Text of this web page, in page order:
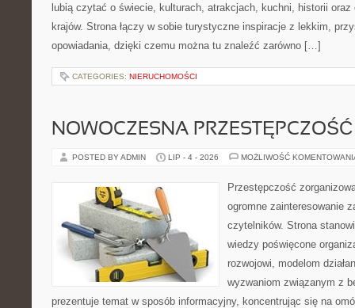
lubią czytać o świecie, kulturach, atrakcjach, kuchni, historii
krajów. Strona łączy w sobie turystyczne inspiracje z lekkim,
opowiadania, dzięki czemu można tu znaleźć zarówno […]
CATEGORIES: NIERUCHOMOŚCI
NOWOCZESNA PRZESTĘPCZOŚĆ
POSTED BY ADMIN LIP - 4 - 2026 MOŻLIWOŚĆ
Przestępczość
ogromne zainteresowanie
czytelników. Strona
wiedzy poświęcone
rozwojowi, modelom
wyzwaniom związanym z
prezentuje temat w sposób informacyjny, koncentrując się na